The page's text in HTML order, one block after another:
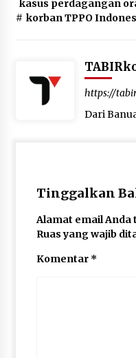
kasus perdagangan
# korban TPPO
https://
Dari
Tinggalkan
Alamat email Anda
Ruas yang wajib
Komentar *